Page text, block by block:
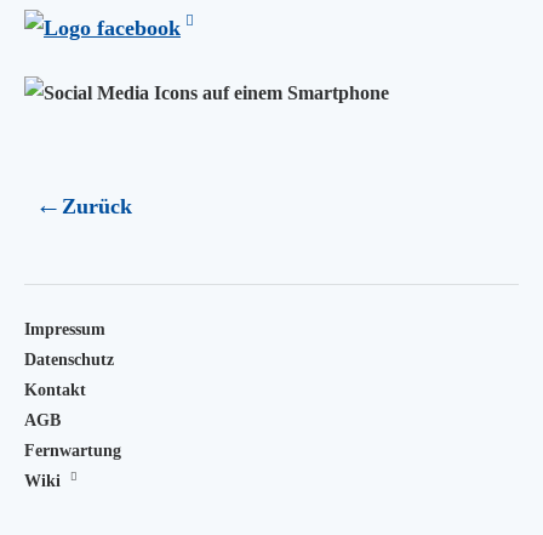
Zurück
Impressum
Datenschutz
Kontakt
AGB
Fernwartung
Wiki